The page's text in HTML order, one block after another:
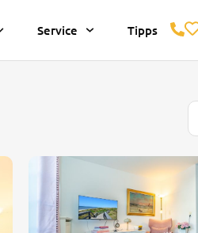
Service Tipps